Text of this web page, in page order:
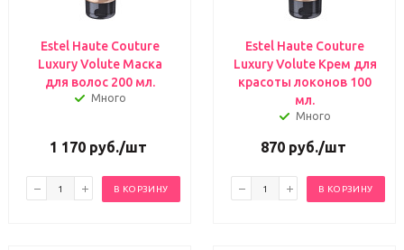
Estel Haute Couture
Luxury Volute Маска
для волос 200 мл.
Много
1 170 руб./шт
В КОРЗИНУ
Estel Haute Couture
Luxury Volute Крем для
красоты локонов 100
мл.
Много
870руб./шт
В КОРЗИНУ